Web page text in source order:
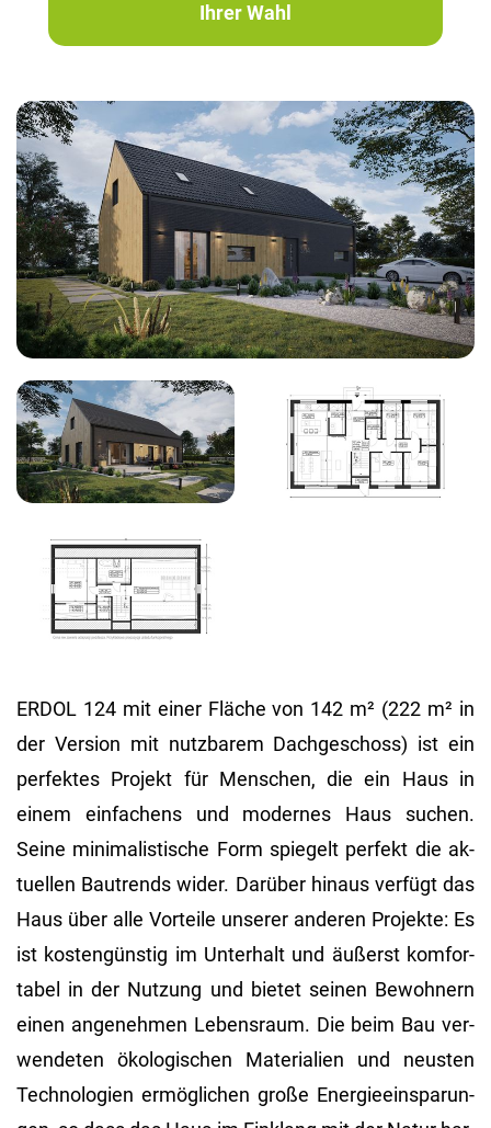
ERDOL 124 mit einer Flä­che von 142 m² (222 m² in
der Ver­si­on mit nutz­ba­rem Dach­ge­schoss) ist ein
per­fek­tes Pro­jekt für Men­schen, die ein Haus in
einem ein­fa­chens und mo­der­nes Haus su­chen.
Seine mi­ni­ma­lis­ti­sche Form spie­gelt per­fekt die ak­
tu­el­len Bau­trends wider. Dar­über hin­aus ver­fügt das
Haus über alle Vor­tei­le un­se­rer an­de­ren Pro­jek­te: Es
ist kos­ten­güns­tig im Un­ter­halt und äu­ßerst kom­for­
ta­bel in der Nut­zung und bie­tet sei­nen Be­woh­nern
einen an­ge­neh­men Le­bens­raum. Die beim Bau ver­
wen­de­ten öko­lo­gi­schen Ma­te­ria­li­en und neus­ten
Tech­no­lo­gi­en er­mög­li­chen große En­er­gie­ein­spa­run­
Ihrer Wahl